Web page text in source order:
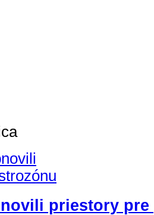
priestory